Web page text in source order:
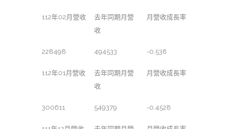
112年02月營收
去年同期月營
收
月營收成長率
228498 494533 -0.538
112年01月營收
去年同期月營
收
月營收成長率
300611 549379 -0.4528